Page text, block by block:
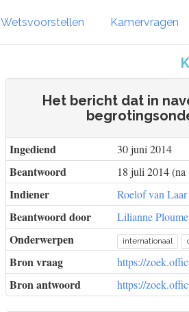
Wetsvoorstellen Kamervragen
Het bericht dat in
Ingediend 30 juni 2014
Beantwoord 18 juli 2014 (na
Indiener Roelof van Laar
Beantwoord door Lilianne
Onderwerpen internationaal
Bron vraag https://
Bron antwoord https://